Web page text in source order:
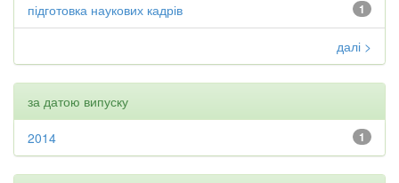
1
підготовка наукових кадрів
далі >
за датою випуску
1
2014